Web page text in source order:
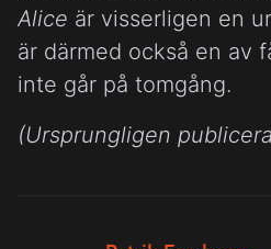
Alice är visserligen en
är därmed också en av
inte går på tomgång.
(Ursprungligen